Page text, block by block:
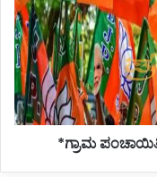
ಉಪ
ಚುನಾವಣೆಗೆ
ದಿನಾಂಕ
ನಿಗದಿ*
*ಗ್ರಾಮ